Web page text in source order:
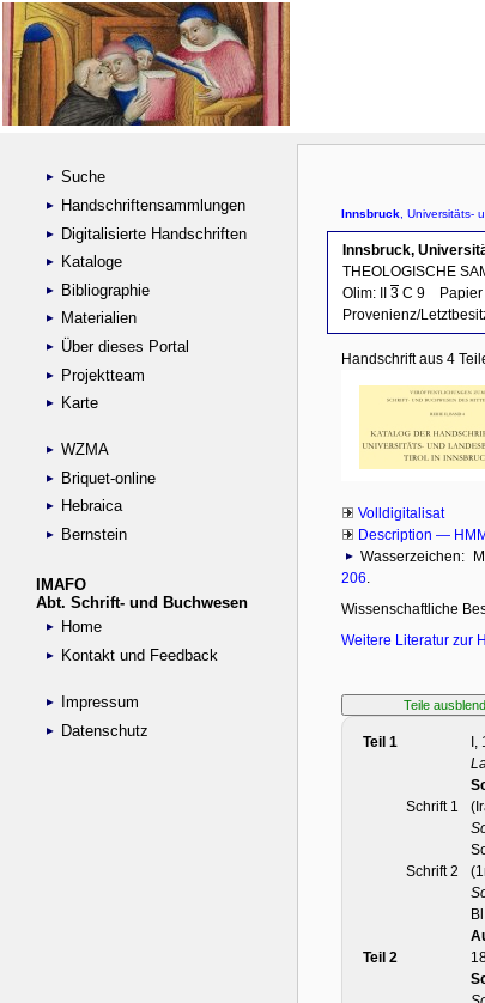
Suche
Handschriftensammlungen
Digitalisierte Handschriften
Kataloge
Bibliographie
Materialien
Über dieses Portal
Projektteam
Karte
WZMA
Briquet-online
Hebraica
Bernstein
IMAFO
Abt. Schrift- und Buchwesen
Home
Kontakt und Feedback
Impressum
Datenschutz